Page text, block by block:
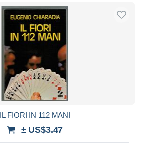
IL FIORI IN 112 MANI
± US$3.47